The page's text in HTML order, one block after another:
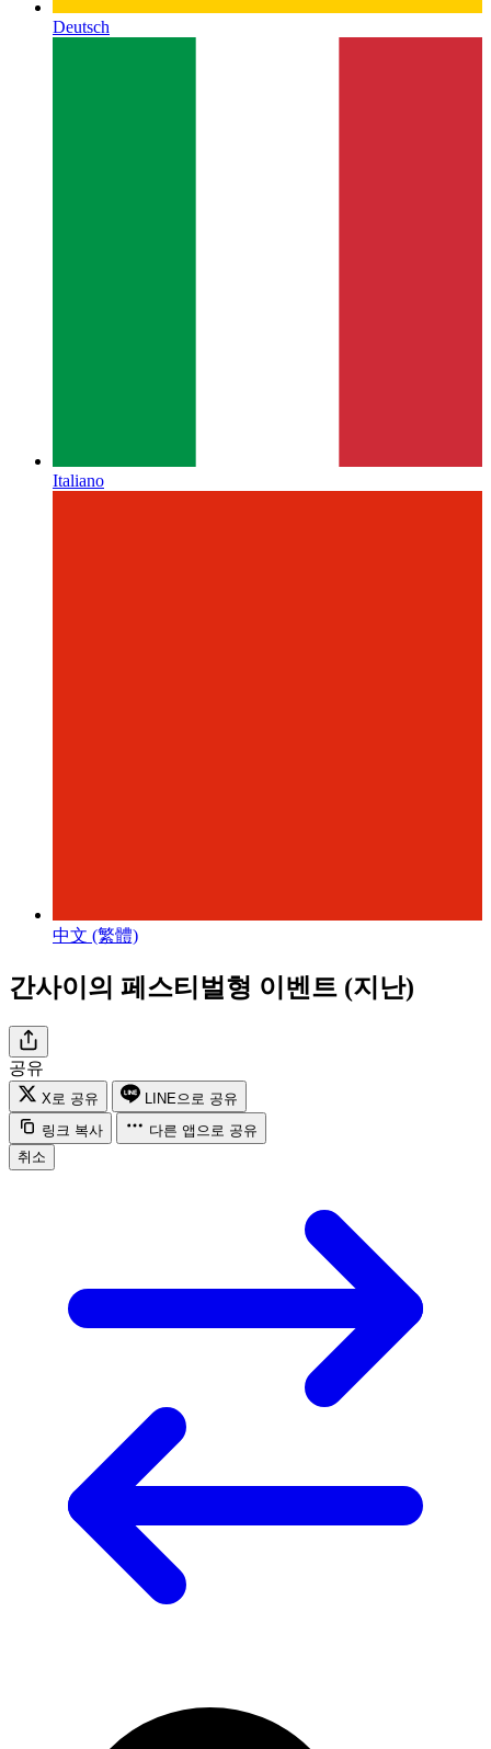
Deutsch
Italiano
中文 (繁體)
간사이의 페스티벌형 이벤트 (지난)
공유
X로 공유
LINE으로 공유
링크 복사
다른 앱으로 공유
취소